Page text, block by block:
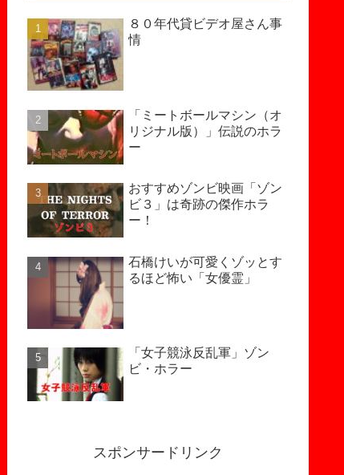
８０年代貸ビデオ屋さん事
情
「ミートボールマシン（オ
リジナル版）」伝説のホラ
ー
おすすめゾンビ映画「ゾン
ビ３」は奇跡の傑作ホラ
ー！
石橋けいが可愛くゾッとす
るほど怖い「女優霊」
「女子競泳反乱軍」ゾン
ビ・ホラー
スポンサードリンク